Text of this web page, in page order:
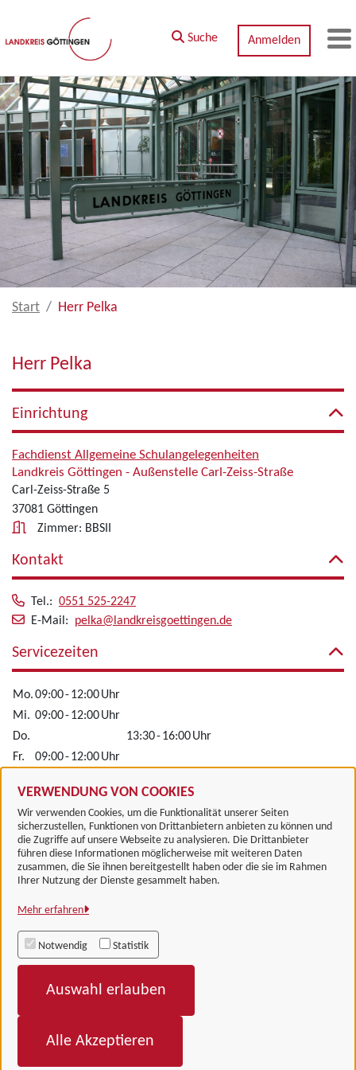
Zum Hauptinhalt springen
VERWENDUNG VON COOKIES
Wir verwenden Cookies, um die Funktionalität unserer Seiten
sicherzustellen, Funktionen von Drittanbietern anbieten zu können und
die Zugriffe auf unsere Webseite zu analysieren. Die Drittanbieter
führen diese Informationen möglicherweise mit weiteren Daten
zusammen, die Sie ihnen bereitgestellt haben oder die sie im Rahmen
Ihrer Nutzung der Dienste gesammelt haben.
Mehr erfahren
Notwendig Statistik
Auswahl erlauben
Alle Akzeptieren
Suche Anmelden
Start Herr Pelka
Herr Pelka
Einrichtung
Fachdienst Allgemeine Schulangelegenheiten
Landkreis Göttingen - Außenstelle Carl-Zeiss-Straße
Carl-Zeiss-Straße 5
37081 Göttingen
Zimmer: BBSII
Kontakt
Tel.: 0551 525-2247
E-Mail: pelka@landkreisgoettingen.de
Servicezeiten
Mo.09:00-12:00Uhr
Mi. 09:00-12:00Uhr
Do.
13:30-16:00Uhr
Fr.
09:00-12:00Uhr
Alle zugeordneten Einrichtungen
Landkreis Göttingen
Alle Rechte vorbehalten
Barrierefreiheit